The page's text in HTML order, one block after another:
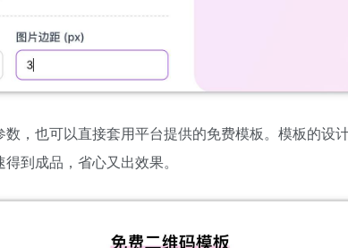
，也可以直接套用平台提供的免费模板。模板的设
到成品，省心又出效果。